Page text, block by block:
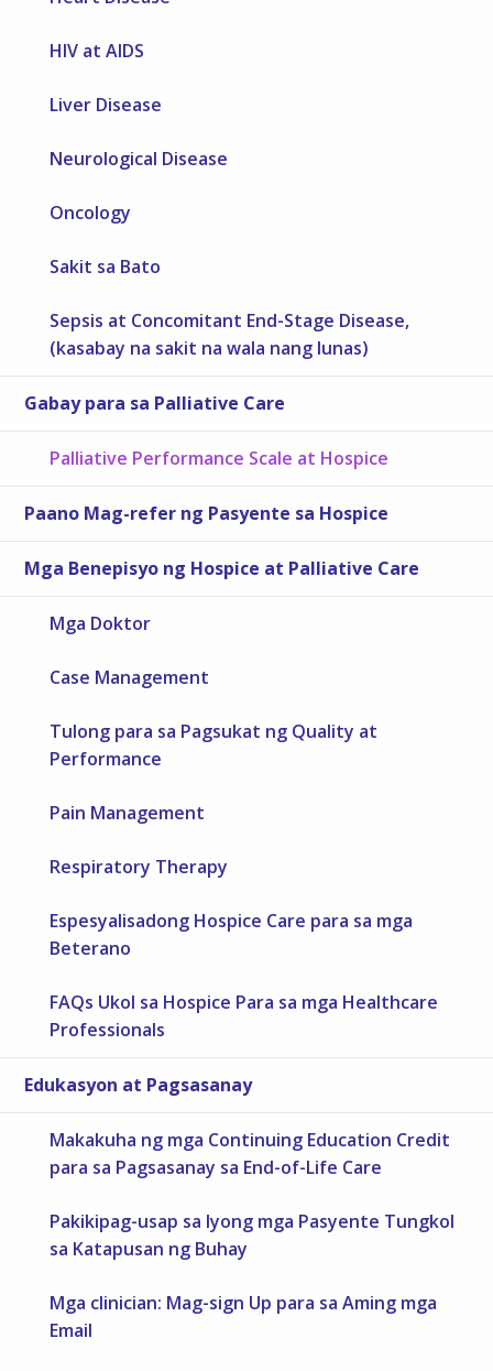
HIV at AIDS
Liver Disease
Neurological Disease
Oncology
Sakit sa Bato
Sepsis at Concomitant End-Stage Disease,
(kasabay na sakit na wala nang lunas)
Gabay para sa Palliative Care
Palliative Performance Scale at Hospice
Paano Mag-refer ng Pasyente sa Hospice
Mga Benepisyo ng Hospice at Palliative Care
Mga Doktor
Case Management
Tulong para sa Pagsukat ng Quality at
Performance
Pain Management
Respiratory Therapy
Espesyalisadong Hospice Care para sa mga
Beterano
FAQs Ukol sa Hospice Para sa mga Healthcare
Professionals
Edukasyon at Pagsasanay
Makakuha ng mga Continuing Education Credit
para sa Pagsasanay sa End-of-Life Care
Pakikipag-usap sa Iyong mga Pasyente Tungkol
sa Katapusan ng Buhay
Mga clinician: Mag-sign Up para sa Aming mga
Email